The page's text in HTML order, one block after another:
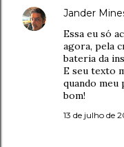
Jander
Essa eu só
agora, pela
bateria da
E seu texto
quando meu
bom!
13 de julho de